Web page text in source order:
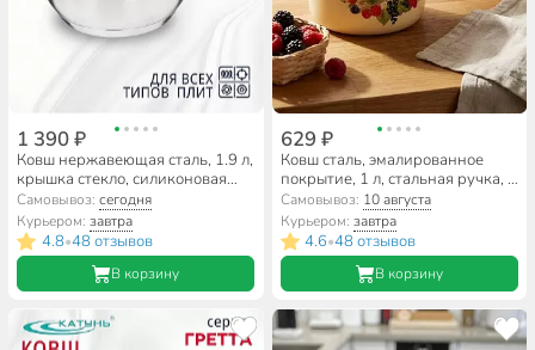
1 390 ₽
Ковш нержавеющая сталь, 1.9 л,
крышка стекло, силиконовая
ручка, индукция, Катунь,
Ирида, КТ08-К
Самовывоз:сегодня
Курьером:завтра
4.8•48 отзывов
В корзину
629 ₽
Ковш сталь, эмалированное
покрытие, 1 л, стальная ручка, с
декором, СтальЭмаль, 1с22С, в
ассортименте
Самовывоз: 10 августа
Курьером: завтра
4.6•48 отзывов
В корзину